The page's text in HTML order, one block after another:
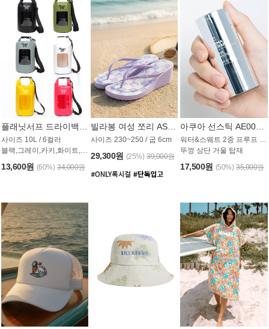
사이즈 10L / 6컬러
블랙,그레이,카키,화이트,옐로우,핑크
13,600원 (60%) 34,000원
사이즈 230~250 / 굽 6cm
29,300원 (25%) 39,000원
워터&스웨트 2중 프루프 / SPF 50+
뚜껑 상단 거울 탑재
17,500원 (50%) 35,000원